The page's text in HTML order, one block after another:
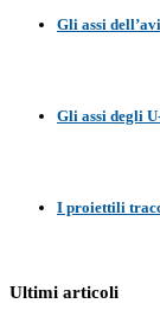
Gli assi
Gli assi degli
I proiettili
Ultimi articoli